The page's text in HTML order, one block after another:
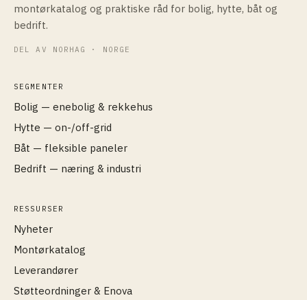
montørkatalog og praktiske råd for bolig, hytte, båt og
bedrift.
DEL AV NORHAG · NORGE
SEGMENTER
Bolig — enebolig & rekkehus
Hytte — on-/off-grid
Båt — fleksible paneler
Bedrift — næring & industri
RESSURSER
Nyheter
Montørkatalog
Leverandører
Støtteordninger & Enova